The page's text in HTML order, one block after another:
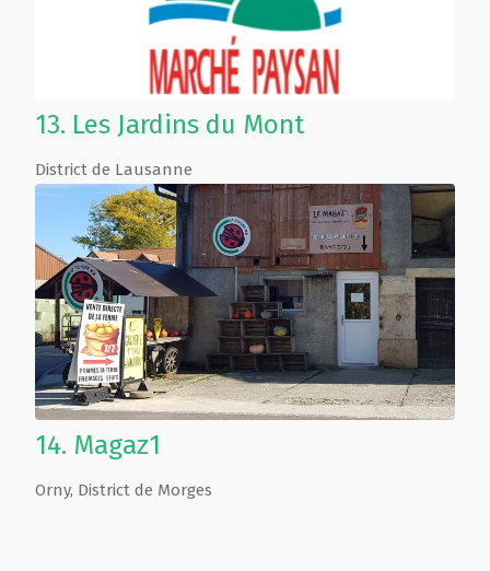
13. Les Jardins du Mont
District de Lausanne
14. Magaz1
Orny, District de Morges